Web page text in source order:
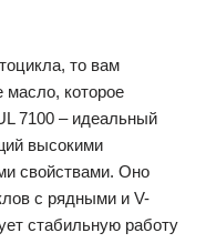
то вам
масло, которое
7100 – идеальный
высокими
свойствами. Оно
с рядными и V-
стабильную работу